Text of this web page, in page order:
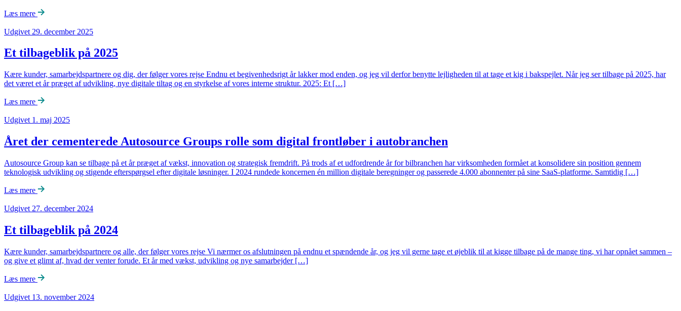
Læs mere
Udgivet 29. december 2025
Et tilbageblik på 2025
Kære kunder, samarbejdspartnere og dig, der følger vores rejse Endnu et begivenhedsrigt år lakker mod enden, og jeg vil derfor benytte lejligheden til at tage et kig i bakspejlet. Når jeg ser tilbage på 2025, har
det været et år præget af udvikling, nye digitale tiltag og en styrkelse af vores interne struktur. 2025: Et […]
Læs mere
Udgivet 1. maj 2025
Året der cementerede Autosource Groups rolle som digital frontløber i autobranchen
Autosource Group kan se tilbage på et år præget af vækst, innovation og strategisk fremdrift. På trods af et udfordrende år for bilbranchen har virksomheden formået at konsolidere sin position gennem
teknologisk udvikling og stigende efterspørgsel efter digitale løsninger. I 2024 rundede koncernen én million digitale beregninger og passerede 4.000 abonnenter på sine SaaS-platforme. Samtidig […]
Læs mere
Udgivet 27. december 2024
Et tilbageblik på 2024
Kære kunder, samarbejdspartnere og alle, der følger vores rejse Vi nærmer os afslutningen på endnu et spændende år, og jeg vil gerne tage et øjeblik til at kigge tilbage på de mange ting, vi har opnået sammen –
og give et glimt af, hvad der venter forude. Et år med vækst, udvikling og nye samarbejder […]
Læs mere
Udgivet 13. november 2024